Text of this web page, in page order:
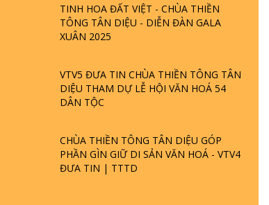
TINH HOA ĐẤT VIỆT - CHÙA THIỀN
TÔNG TÂN DIỆU - DIỄN ĐÀN GALA
XUÂN 2025
VTV5 ĐƯA TIN CHÙA THIỀN TÔNG TÂN
DIỆU THAM DỰ LỄ HỘI VĂN HOÁ 54
DÂN TỘC
CHÙA THIỀN TÔNG TÂN DIỆU GÓP
PHẦN GÌN GIỮ DI SẢN VĂN HOÁ - VTV4
ĐƯA TIN | TTTD